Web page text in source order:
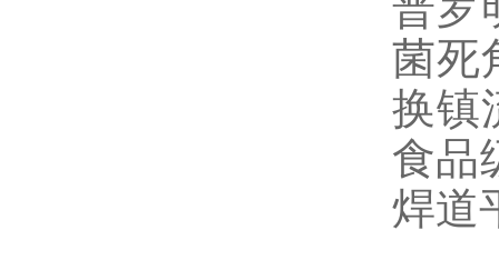
菌死
换镇
食品
焊道